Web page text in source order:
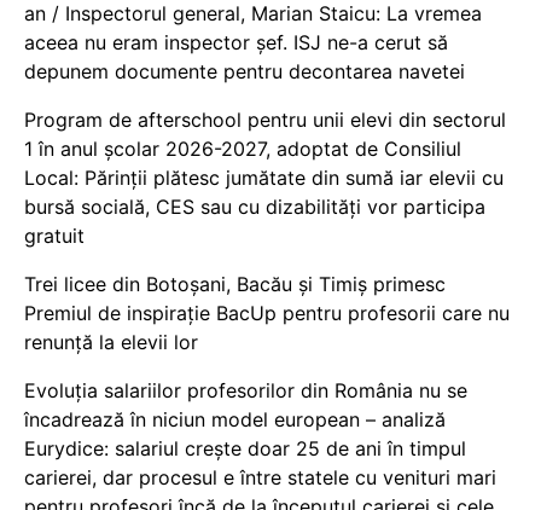
an / Inspectorul general, Marian Staicu: La vremea
aceea nu eram inspector șef. ISJ ne-a cerut să
depunem documente pentru decontarea navetei
Program de afterschool pentru unii elevi din sectorul
1 în anul școlar 2026-2027, adoptat de Consiliul
Local: Părinții plătesc jumătate din sumă iar elevii cu
bursă socială, CES sau cu dizabilităţi vor participa
gratuit
Trei licee din Botoșani, Bacău și Timiș primesc
Premiul de inspirație BacUp pentru profesorii care nu
renunță la elevii lor
Evoluția salariilor profesorilor din România nu se
încadrează în niciun model european – analiză
Eurydice: salariul crește doar 25 de ani în timpul
carierei, dar procesul e între statele cu venituri mari